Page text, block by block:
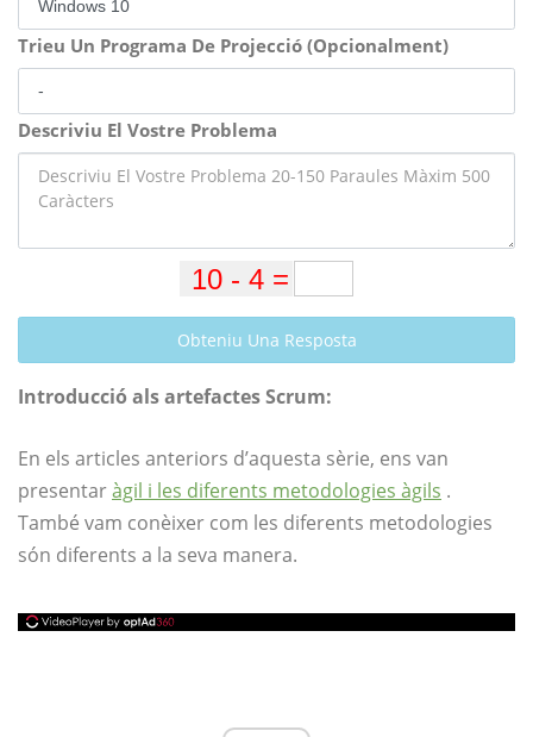
Trieu Un Programa De Projecció (Opcionalment)
Descriviu El Vostre Problema
Obteniu Una Resposta
Introducció als artefactes Scrum:
En els articles anteriors d’aquesta sèrie, ens van
presentaràgil i les diferents metodologies àgils .
També vam conèixer com les diferents metodologies
són diferents a la seva manera.